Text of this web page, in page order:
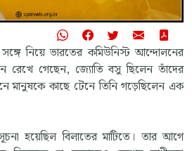
নিয়ে ভারতের কমিউনিস্ট আন্দোলনের
রেখে গেছেন, জ্যোতি বসু ছিলেন তাঁদের
মানুষকে কাছে টেনে তিনি গড়েছিলেন এক
হয়েছিল বিলাতের মাটিতে। তার আগে